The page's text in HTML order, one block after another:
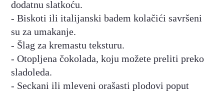
dodatnu slatkoću.
- Biskoti ili italijanski badem kolačići savršeni
su za umakanje.
- Šlag za kremastu teksturu.
- Otopljena čokolada, koju možete preliti preko
sladoleda.
- Seckani ili mleveni orašasti plodovi poput